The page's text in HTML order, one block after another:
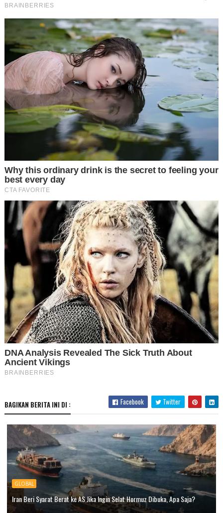
BAGIKAN BERITA INI DI : Facebook Twitter
GLOBAL
Iran Beri Syarat Berat ke AS Jika Ingin Selat Hormuz Dibuka, Apa Saja?